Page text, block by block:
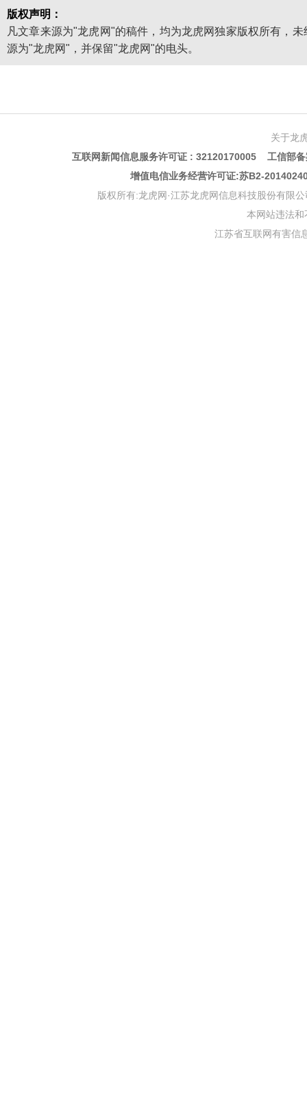
版权声明：
凡文章来源为"龙虎网"的稿件，均为龙虎网独家版权所有，
源为"龙虎网"，并保留"龙虎网"的电头。
关于龙
互联网新闻信息服务许可证 : 32120170005 工信部
增值电信业务经营许可证:苏B2-
版权所有:龙虎网·江苏龙虎网信息科技股份有限
本网站违法
江苏省互联网有害